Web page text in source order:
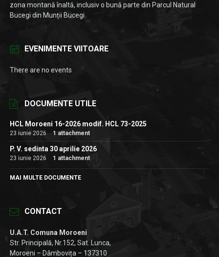
zona montană înaltă, inclusiv o bună parte din Parcul Natural
Bucegi din Munții Bucegi.
EVENIMENTE VIITOARE
There are no events
DOCUMENTE UTILE
HCL Moroeni 16-2026 modif. HCL 73-2025
23 iunie 2026 1 attachment
P. V. sedinta 30 aprilie 2026
23 iunie 2026 1 attachment
MAI MULTE DOCUMENTE
CONTACT
U.A.T. Comuna Moroeni
Str. Principală, Nr.152, Sat. Lunca,
Moroeni – Dâmbovița – 137310